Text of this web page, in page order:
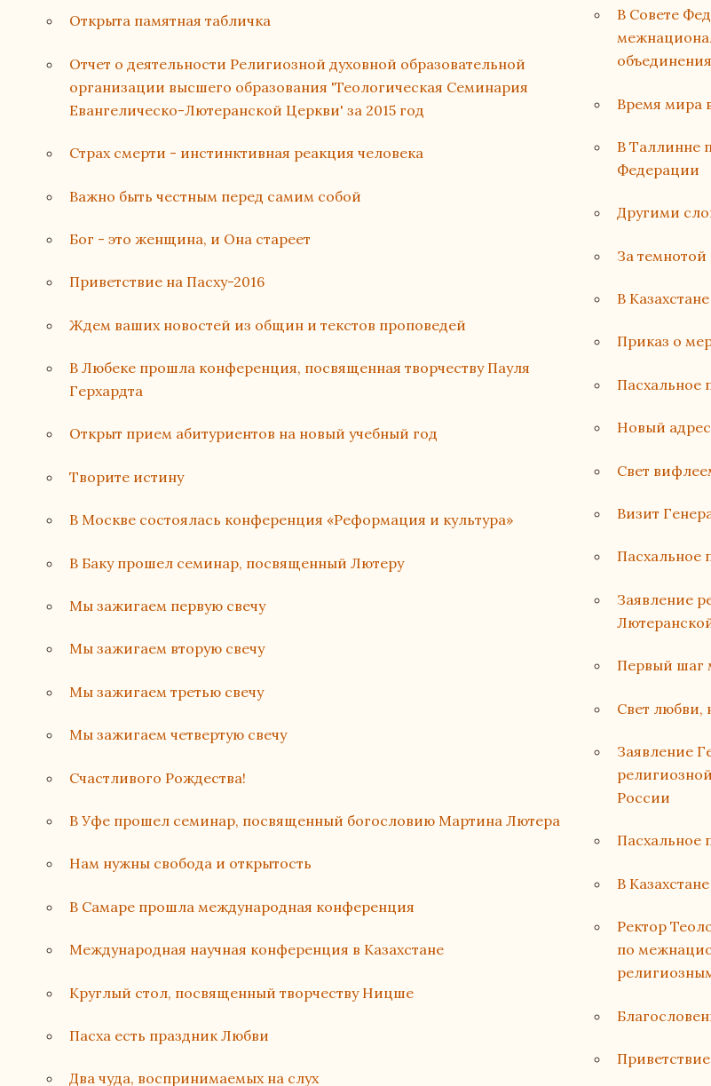
Открыта памятная табличка
Отчет о деятельности Религиозной духовной образовательной
организации высшего образования 'Теологическая Семинария
Евангелическо-Лютеранской Церкви' за 2015 год
Страх смерти - инстинктивная реакция человека
Важно быть честным перед самим собой
Бог - это женщина, и Она стареет
Приветствие на Пасху-2016
Ждем ваших новостей из общин и текстов проповедей
В Любеке прошла конференция, посвященная творчеству Пауля
Герхардта
Открыт прием абитуриентов на новый учебный год
Творите истину
В Москве состоялась конференция «Реформация и культура»
В Баку прошел семинар, посвященный Лютеру
Мы зажигаем первую свечу
Мы зажигаем вторую свечу
Мы зажигаем третью свечу
Мы зажигаем четвертую свечу
Счастливого Рождества!
В Уфе прошел семинар, посвященный богословию Мартина Лютера
Нам нужны свобода и открытость
В Самаре прошла международная конференция
Международная научная конференция в Казахстане
Круглый стол, посвященный творчеству Ницше
Пасха есть праздник Любви
Два чуда, воспринимаемых на слух
В Совете
Время мира
В Таллинне
Федерации
Другими
За темнотой
В
Приказ о
Пасхальное
Новый
Свет
Визит
Пасхальное
Заявление
Первый шаг
Свет любви,
Заявление
России
Пасхальное
В
Ректор
по